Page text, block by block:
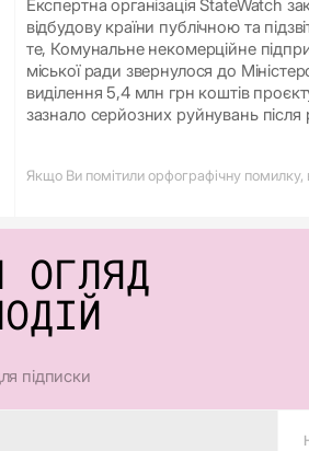
Експертна організація StateWatch
відбудову країни публічною та
те, Комунальне некомерційне
міської ради звернулося до
виділення 5,4 млн грн коштів
зазнало серйозних руйнувань після
Якщо Ви помітили орфографічну помилку,
ОГЛЯД
підписки